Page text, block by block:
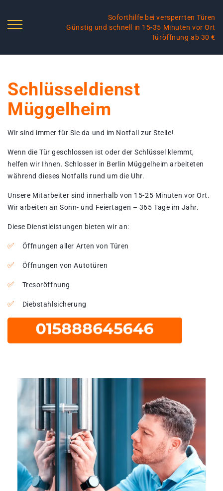
Soforthilfe bei versperrten Türen
Günstig und schnell in 15-35 Minuten vor Ort
Türöffnung ab 30 €
Schlüsseldienst
Müggelheim
Wir sind immer für Sie da und im Notfall zur Stelle!
Wenn die Tür geschlossen ist oder der Schlüssel klemmt,
helfen wir Ihnen. Schlosser in Berlin Müggelheim arbeiteten
während dieses Notfalls rund um die Uhr.
Unsere Mitarbeiter sind innerhalb von 15-25 Minuten vor Ort.
Wir arbeiten an Sonn- und Feiertagen – 365 Tage im Jahr.
Diese Dienstleistungen bieten wir an:
Öffnungen aller Arten von Türen
Öffnungen von Autotüren
Tresoröffnung
Diebstahlsicherung